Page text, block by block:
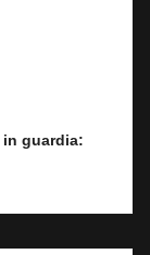
in guardia: